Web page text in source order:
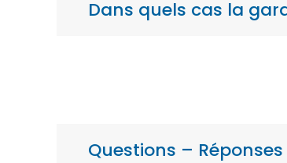
Dans quels cas la
Questions – Réponses